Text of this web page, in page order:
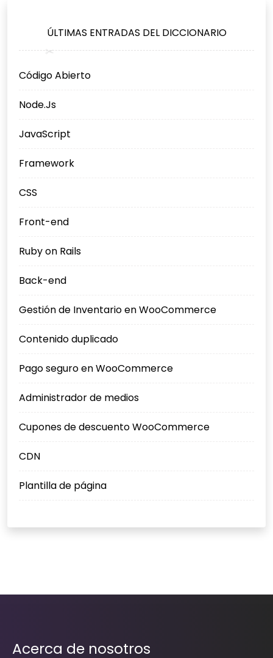
ÚLTIMAS ENTRADAS DEL DICCIONARIO
Código Abierto
Node.Js
JavaScript
Framework
CSS
Front-end
Ruby on Rails
Back-end
Gestión de Inventario en WooCommerce
Contenido duplicado
Pago seguro en WooCommerce
Administrador de medios
Cupones de descuento WooCommerce
CDN
Plantilla de página
Acerca de nosotros